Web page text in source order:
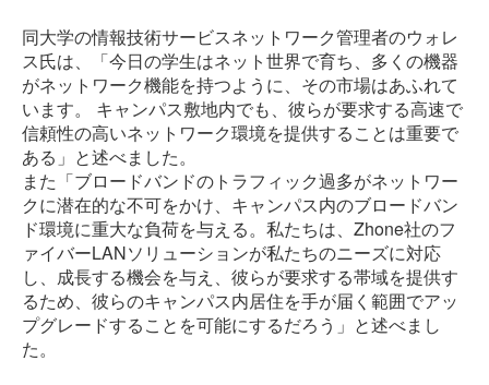
同大学の情報技術サービスネットワーク管理者のウォレ
ス氏は、「今日の学生はネット世界で育ち、多くの機器
がネットワーク機能を持つように、その市場はあふれて
います。 キャンパス敷地内でも、彼らが要求する高速で
信頼性の高いネットワーク環境を提供することは重要で
ある」と述べました。
また「ブロードバンドのトラフィック過多がネットワー
クに潜在的な不可をかけ、キャンパス内のブロードバン
ド環境に重大な負荷を与える。私たちは、Zhone社のフ
ァイバーLANソリューションが私たちのニーズに対応
し、成長する機会を与え、彼らが要求する帯域を提供す
るため、彼らのキャンパス内居住を手が届く範囲でアッ
プグレードすることを可能にするだろう」と述べまし
た。